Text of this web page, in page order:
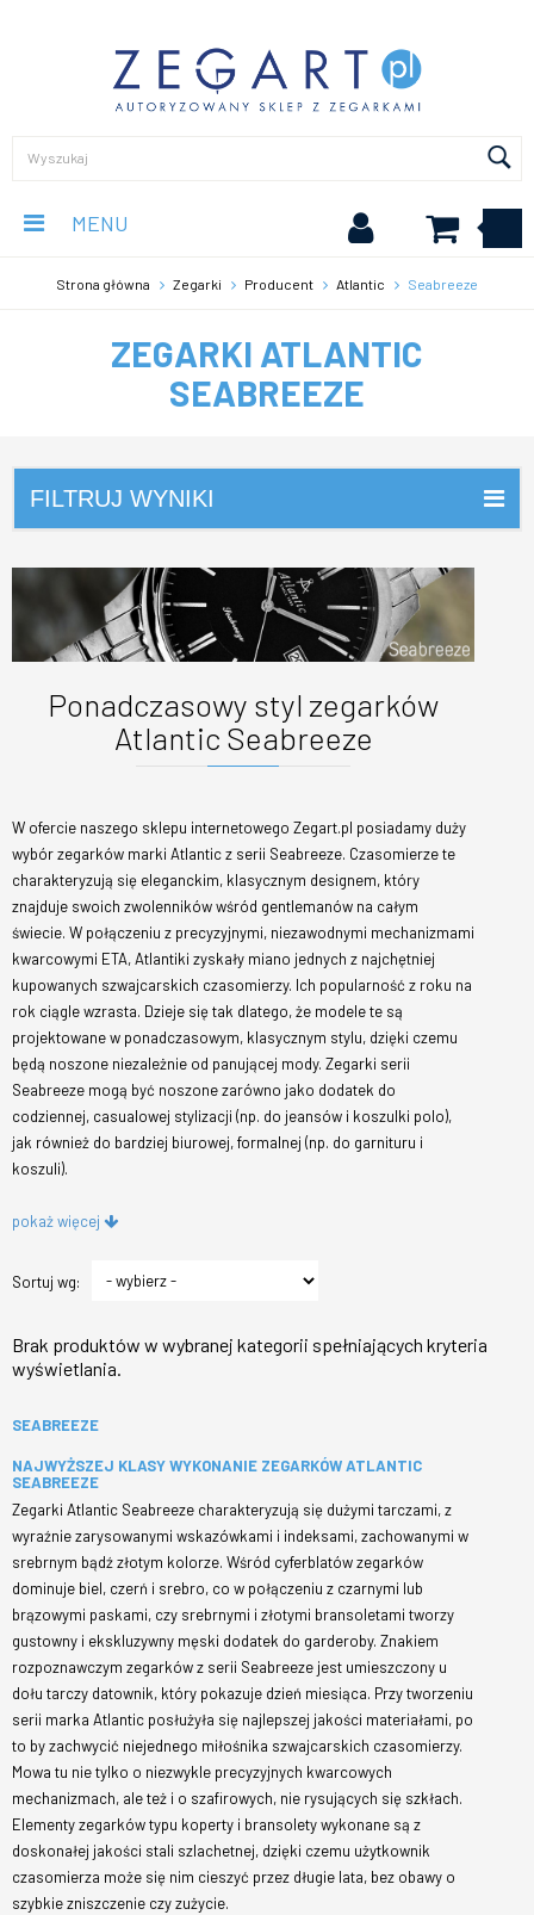
MENU
Strona główna Zegarki Producent Atlantic Seabreeze
ZEGARKI ATLANTIC
SEABREEZE
FILTRUJ WYNIKI
Ponadczasowy styl zegarków
Atlantic Seabreeze
W ofercie naszego sklepu internetowego Zegart.pl posiadamy duży
wybór zegarków marki Atlantic z serii Seabreeze. Czasomierze te
charakteryzują się eleganckim, klasycznym designem, który
znajduje swoich zwolenników wśród gentlemanów na całym
świecie. W połączeniu z precyzyjnymi, niezawodnymi mechanizmami
kwarcowymi ETA, Atlantiki zyskały miano jednych z najchętniej
kupowanych szwajcarskich czasomierzy. Ich popularność z roku na
rok ciągle wzrasta. Dzieje się tak dlatego, że modele te są
projektowane w ponadczasowym, klasycznym stylu, dzięki czemu
będą noszone niezależnie od panującej mody. Zegarki serii
Seabreeze mogą być noszone zarówno jako dodatek do
codziennej, casualowej stylizacji (np. do jeansów i koszulki polo),
jak również do bardziej biurowej, formalnej (np. do garnituru i
koszuli).
pokaż więcej
Sortuj wg:
Brak produktów w wybranej kategorii spełniających kryteria
wyświetlania.
SEABREEZE
NAJWYŻSZEJ KLASY WYKONANIE ZEGARKÓW ATLANTIC
SEABREEZE
Zegarki Atlantic Seabreeze charakteryzują się dużymi tarczami, z
wyraźnie zarysowanymi wskazówkami i indeksami, zachowanymi w
srebrnym bądź złotym kolorze. Wśród cyferblatów zegarków
dominuje biel, czerń i srebro, co w połączeniu z czarnymi lub
brązowymi paskami, czy srebrnymi i złotymi bransoletami tworzy
gustowny i ekskluzywny męski dodatek do garderoby. Znakiem
rozpoznawczym zegarków z serii Seabreeze jest umieszczony u
dołu tarczy datownik, który pokazuje dzień miesiąca. Przy tworzeniu
serii marka Atlantic posłużyła się najlepszej jakości materiałami, po
to by zachwycić niejednego miłośnika szwajcarskich czasomierzy.
Mowa tu nie tylko o niezwykle precyzyjnych kwarcowych
mechanizmach, ale też i o szafirowych, nie rysujących się szkłach.
Elementy zegarków typu koperty i bransolety wykonane są z
doskonałej jakości stali szlachetnej, dzięki czemu użytkownik
czasomierza może się nim cieszyć przez długie lata, bez obawy o
szybkie zniszczenie czy zużycie.